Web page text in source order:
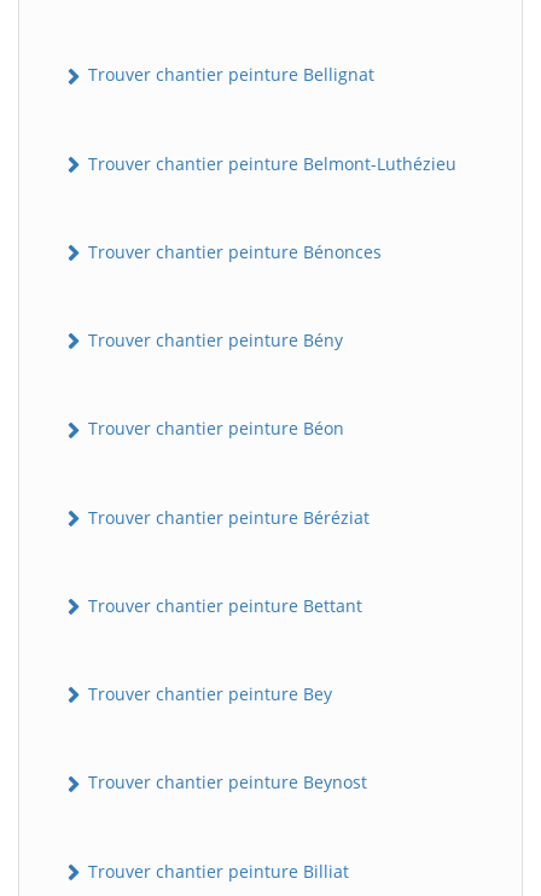
Trouver chantier peinture Bellignat
Trouver chantier peinture Belmont-Luthézieu
Trouver chantier peinture Bénonces
Trouver chantier peinture Bény
Trouver chantier peinture Béon
Trouver chantier peinture Béréziat
Trouver chantier peinture Bettant
Trouver chantier peinture Bey
Trouver chantier peinture Beynost
Trouver chantier peinture Billiat